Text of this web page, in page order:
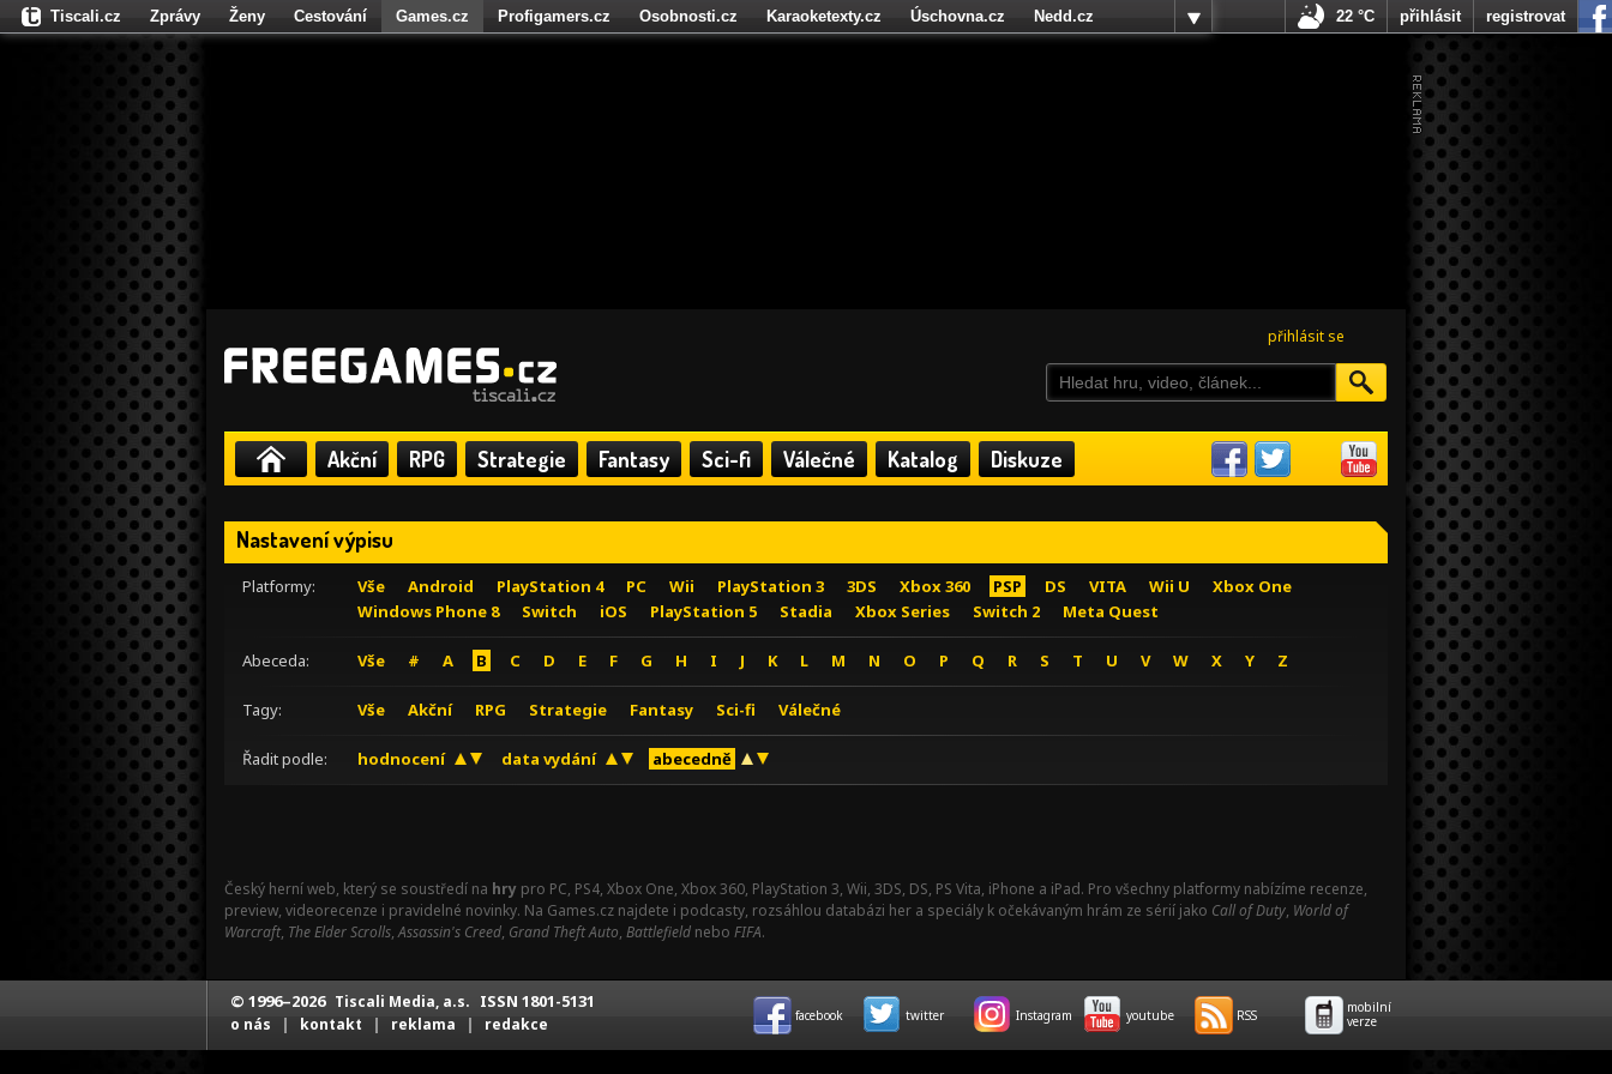
přihlásit se
Akční RPG Strategie Fantasy Sci-fi Válečné Katalog Diskuze
Nastavení výpisu
Platformy: Vše Android PlayStation 4 PC Wii PlayStation 3 3DS Xbox 360 PSP DS VITA Wii U
Xbox One
Windows Phone 8
Switch iOS PlayStation 5 Stadia Xbox Series Switch 2 Meta Quest
Abeceda: Vše # A B C D E F G H I J K L M N O P Q R S T U V W X Y Z
Tagy: Vše Akční RPG Strategie Fantasy Sci-fi Válečné
Řadit podle: hodnocení data vydání abecedně
Český herní web, který se soustředí na hry pro PC, PS4, Xbox One, Xbox 360, PlayStation 3, Wii, 3DS, DS, PS Vita, iPhone a iPad. Pro všechny platformy nabízíme recenze,
preview, videorecenze i pravidelné novinky. Na Games.cz najdete i podcasty, rozsáhlou databázi her a speciály k očekávaným hrám ze sérií jako Call of Duty, World of
Warcraft, The Elder Scrolls,Assassin's Creed, Grand Theft Auto, Battlefield nebo FIFA.
Tiscali.cz Zprávy Ženy Cestování Games.cz Profigamers.cz Osobnosti.cz Karaoketexty.cz Úschovna.cz
Nedd.cz
Fights.cz
22 °C přihlásit registrovat
© 1996–2026 Tiscali Media, a.s. ISSN 1801-5131
o nás | kontakt | reklama | redakce facebook twitter Instagram youtube RSS
mobilní
verze